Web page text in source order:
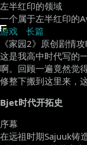
左半红印的领域
一个属于左半红印的
游戏
长篇
《家园2》原创剧情
这是我高中时代写的
啊。回顾一遍竟然觉
修整下搬到这里来，
Bjet时代开拓史
序幕
在远祖时期Sajuuk铸